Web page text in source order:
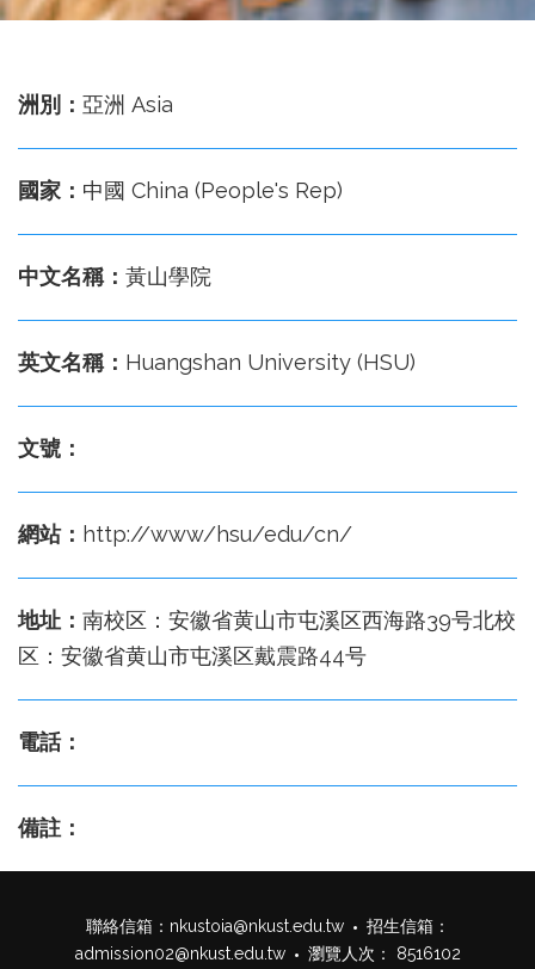
洲別： 亞洲 Asia
國家： 中國 China (People's Rep)
中文名稱： 黃山學院
英文名稱： Huangshan University (HSU)
文號：
網站： http://www/hsu/edu/cn/
地址： 南校区：安徽省黄山市屯溪区西海路39号北校
区：安徽省黄山市屯溪区戴震路44号
電話：
備註：
聯絡信箱： nkustoia@nkust.edu.tw
招生信箱：
admission02@nkust.edu.tw
瀏覽人次： 8516102